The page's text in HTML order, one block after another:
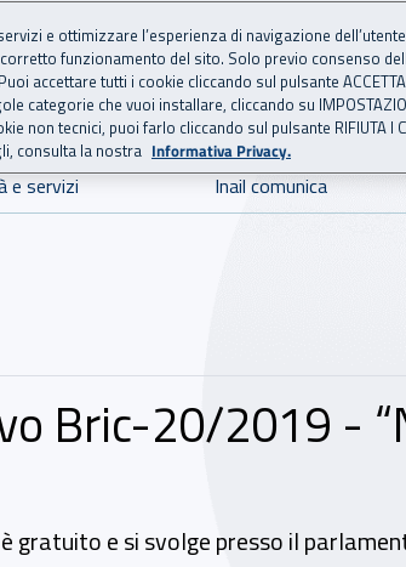
per
e servizi Inail comunica
Bric-20/2019 -
gratuito e si svolge presso il
e ottimizzare l’esperienza di navigazione
funzionamento del sito. Solo previo consenso
accettare tutti i cookie cliccando sul pulsante ACCETTA
categorie che vuoi installare, cliccando su
non tecnici, puoi farlo cliccando sul pulsante RIFIUTA I
consulta la nostra Informativa Privacy.